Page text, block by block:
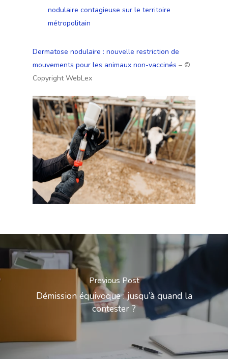
nodulaire contagieuse sur le territoire
métropolitain
Dermatose nodulaire : nouvelle restriction de
mouvements pour les animaux non-vaccinés – ©
Copyright WebLex
Previous Post
Démission équivoque : jusqu’à quand la
contester ?